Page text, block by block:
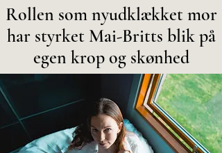
Rollen som nyudklækket mor
har styrket Mai-Britts blik på
egen krop og skønhed